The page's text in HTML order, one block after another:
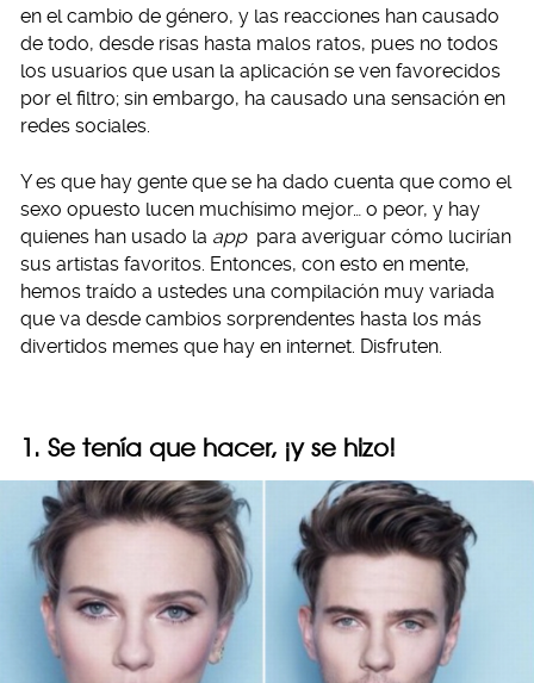
en el cambio de género, y las reacciones han causado
de todo, desde risas hasta malos ratos, pues no todos
los usuarios que usan la aplicación se ven favorecidos
por el filtro; sin embargo, ha causado una sensación en
redes sociales.
Y es que hay gente que se ha dado cuenta que como el
sexo opuesto lucen muchísimo mejor… o peor, y hay
quienes han usado la app para averiguar cómo lucirían
sus artistas favoritos. Entonces, con esto en mente,
hemos traído a ustedes una compilación muy variada
que va desde cambios sorprendentes hasta los más
divertidos memes que hay en internet. Disfruten.
1. Se tenía que hacer, ¡y se hizo!